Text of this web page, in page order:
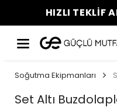
HIZLI TEKLİF
Soğutma Ekipmanları
Set Altı